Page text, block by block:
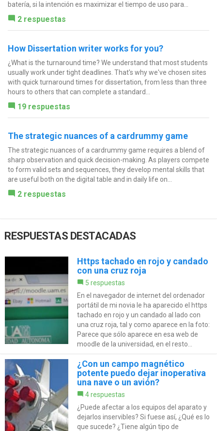
batería, si la intención es maximizar el tiempo de uso para...
2 respuestas
How Dissertation writer works for you?
¿What is the turnaround time? We understand that most students
usually work under tight deadlines. That's why we've chosen sites
with quick turnaround times for dissertation, from less than three
hours to others that can complete a standard...
19 respuestas
The strategic nuances of a cardrummy game
The strategic nuances of a cardrummy game requires a blend of
sharp observation and quick decision-making. As players compete
to form valid sets and sequences, they develop mental skills that
are useful both on the digital table and in daily life on...
2 respuestas
RESPUESTAS DESTACADAS
Https tachado en rojo y candado
con una cruz roja
5 respuestas
En el navegador de internet del ordenador
portátil de mi novia le ha aparecido el https
tachado en rojo y un candado al lado con
una cruz roja, tal y como aparece en la foto:
Parece que sólo aparece en esa web de
moodle de la universidad, en el resto...
¿Con un campo magnético
potente puedo dejar inoperativa
una nave o un avión?
4 respuestas
¿Puede afectar a los equipos del aparato y
dejarlos inservibles? Si fuese así, ¿Qué es lo
que sucede? ¿Tiene algún tipo de